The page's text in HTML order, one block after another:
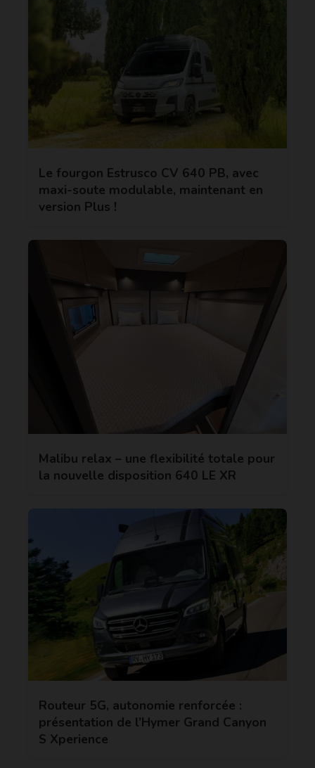
Le fourgon Estrusco CV 640 PB, avec
maxi-soute modulable, maintenant en
version Plus !
Malibu relax – une flexibilité totale pour
la nouvelle disposition 640 LE XR
Routeur 5G, autonomie renforcée :
présentation de l’Hymer Grand Canyon
S Xperience